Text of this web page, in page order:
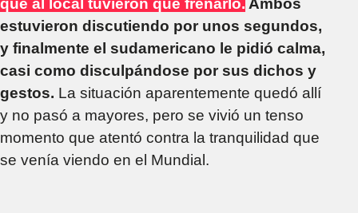
que al local tuvieron que frenarlo. Ambos
estuvieron discutiendo por unos segundos,
y finalmente el sudamericano le pidió calma,
casi como disculpándose por sus dichos y
gestos. La situación aparentemente quedó allí
y no pasó a mayores, pero se vivió un tenso
momento que atentó contra la tranquilidad que
se venía viendo en el Mundial.